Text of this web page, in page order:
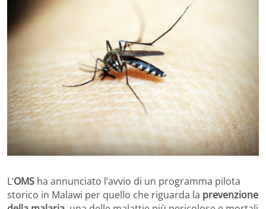
L’OMS ha annunciato l’avvio di un programma pilota
storico in Malawi per quello che riguarda la prevenzione